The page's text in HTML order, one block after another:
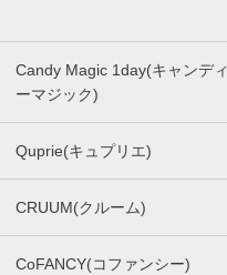
Candy Magic 1day(キャンディ
ーマジック)
Quprie(キュプリエ)
CRUUM(クルーム)
CoFANCY(コファンシー)